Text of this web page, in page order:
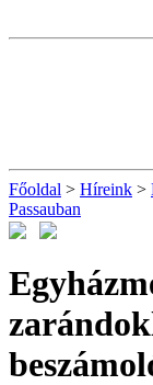
Főoldal > Híreink >
Passauban